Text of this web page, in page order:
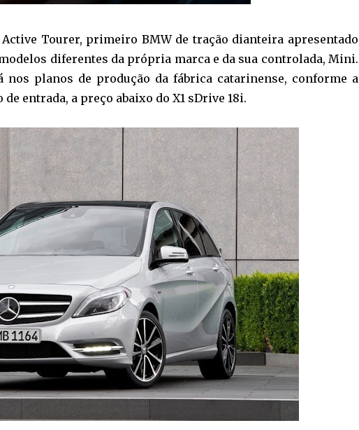
Tourer, primeiro BMW de tração dianteira apresentado
diferentes da própria marca e da sua controlada, Mini.
nos planos de produção da fábrica catarinense, conforme a
entrada, a preço abaixo do X1 sDrive 18i.